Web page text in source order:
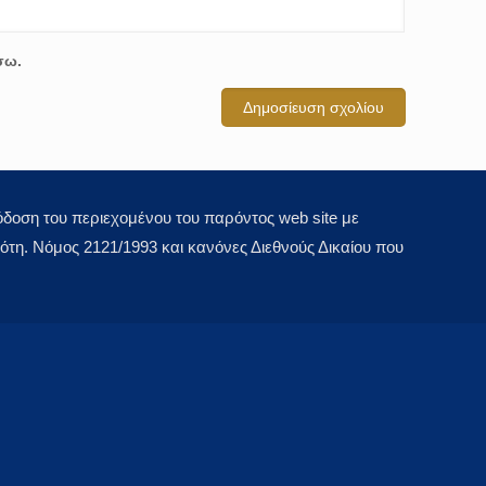
του περιεχομένου του παρόντος web site με
Νόμος 2121/1993 και κανόνες Διεθνούς Δικαίου που